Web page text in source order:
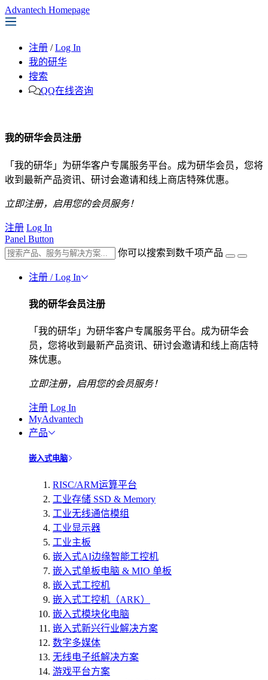
Advantech Homepage
注册 / Log In
我的研华
搜索
QQ在线咨询
我的研华会员注册
「我的研华」为研华客户专属服务平台。成为研华会员，您将
收到最新产品资讯、研讨会邀请和线上商店特殊优惠。
立即注册，启用您的会员服务！
注册 Log In
Panel Button
你可以搜索到数千项产品
注册 / Log In
我的研华会员注册
「我的研华」为研华客户专属服务平台。成为研华会
员，您将收到最新产品资讯、研讨会邀请和线上商店特
殊优惠。
立即注册，启用您的会员服务！
注册 Log In
MyAdvantech
产品
嵌入式电脑
RISC/ARM运算平台
工业存储 SSD & Memory
工业无线通信模组
工业显示器
工业主板
嵌入式AI边缘智能工控机
嵌入式单板电脑 & MIO 单板
嵌入式工控机
嵌入式工控机（ARK）
嵌入式模块化电脑
嵌入式新兴行业解决方案
数字多媒体
无线电子纸解决方案
游戏平台方案